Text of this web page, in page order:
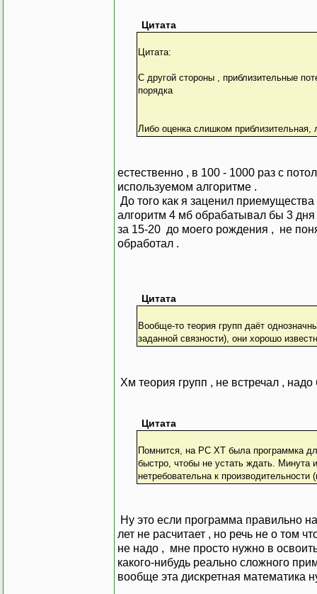
Цитата
Цитата:
С другой стороны , приблизительные
порядка
Либо оценка слишком
естественно , в 100 - 1000 раз с
используемом алгоритме .
До того как я заценил
алгоритм 4 мб обрабатывал бы 3
за 15-20 до моего рождения , не
обработал .
Цитата
Вообще-то теория групп даёт
заданной связности), они хорошо
Хм теория групп , не встречал ,
Цитата
Помнится, на РС ХТ была программка
быстро, чтобы не устать ждать. Минута
нетребовательна к
Ну это если программа правильно
лет не расчитает , но речь не о том
не надо , мне просто нужно в
какого-нибудь реально сложного
вообще эта дискретная математика